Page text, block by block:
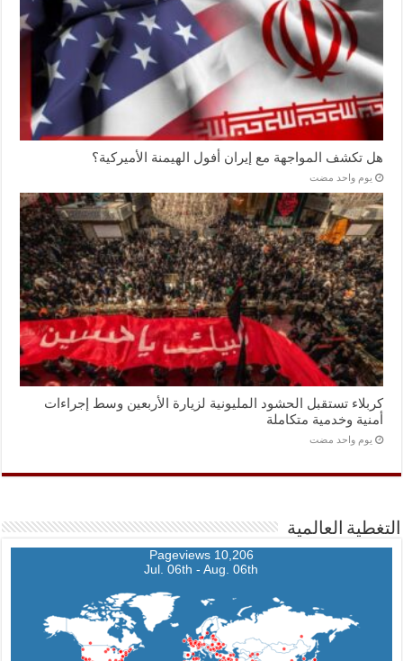
هل تكشف المواجهة مع إيران أفول الهيمنة الأميركية؟
‏يوم واحد مضت
كربلاء تستقبل الحشود المليونية لزيارة الأربعين وسط إجراءات
أمنية وخدمية متكاملة
‏يوم واحد مضت
التغطية العالمية
10,206 Pageviews
Jul. 06th - Aug. 06th